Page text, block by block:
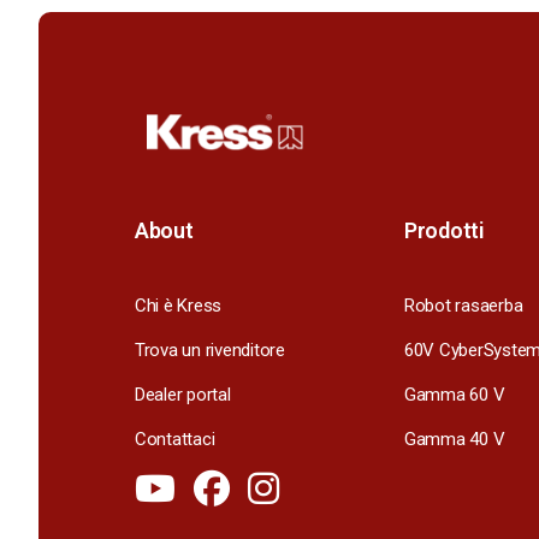
About
Chi è Kress
Trova un rivenditore
Dealer portal
Contattaci
Prodotti
Robot rasaerba
60V CyberSystem
Gamma 60 V
Gamma 40 V